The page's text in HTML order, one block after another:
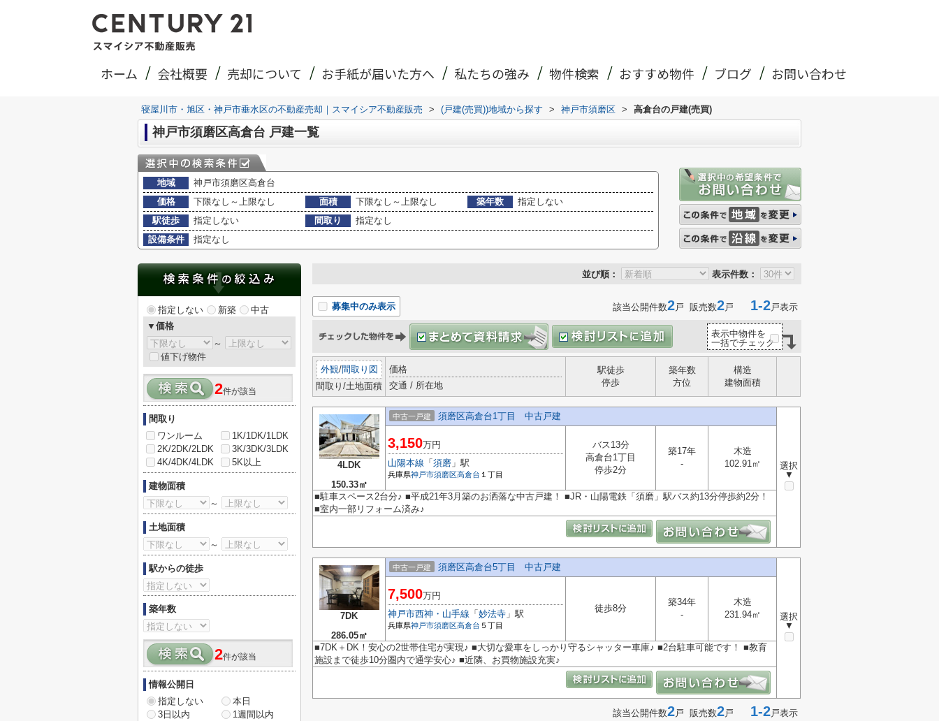
ホーム 会社概要 売却について お手紙が届いた方へ 私たちの強み 物件検索 おすすめ物件 ブログ お問い合わせ
寝屋川市・旭区・神戸市垂水区の不動産売却｜スマイシア不動産販売 > (戸建(売買))地域から探す > 神戸市須磨区 > 高倉台の戸建(売買)
神戸市須磨区高倉台 戸建一覧
地域
神戸市須磨区高倉台
価格
下限なし～上限なし 面積 下限なし～上限なし 築年数
指定しない
駅徒歩
指定しない 間取り
指定なし
設備条件
指定なし
並び順： 表示件数：
募集中のみ表示 該当公開件数2戸 販売数2戸 1-2戸表示
表示中物件を
一括でチェック
外観/間取り図
間取り/土地面積
価格
交通 / 所在地
駅徒歩
停歩
築年数
方位
構造
建物面積
4LDK
150.33㎡
中古一戸建 須磨区高倉台1丁目 中古戸建
選択
▼
3,150万円
山陽本線 「 須磨 」駅
兵庫県神戸市須磨区高倉台 １丁目
バス13分
高倉台1丁目
停歩2分
築17年
-
木造
102.91㎡
■駐車スペース2台分♪ ■平成21年3月築のお洒落な中古戸建！ ■JR・山陽電鉄「須磨」駅バス約13分停歩約2分！
■室内一部リフォーム済み♪
7DK
286.05㎡
中古一戸建 須磨区高倉台5丁目 中古戸建
選択
▼
7,500万円
神戸市西神・山手線 「 妙法寺 」駅
兵庫県神戸市須磨区高倉台 ５丁目
徒歩8分
築34年
-
木造
231.94㎡
■7DK＋DK！安心の2世帯住宅が実現♪ ■大切な愛車をしっかり守るシャッター車庫♪ ■2台駐車可能です！ ■教育
施設まで徒歩10分圏内で通学安心♪ ■近隣、お買物施設充実♪
該当公開件数2戸 販売数2戸 1-2戸表示
指定しない 新築
中古
▼価格
～
値下げ物件
2件が該当
間取り
ワンルーム
1K/1DK/1LDK
2K/2DK/2LDK
3K/3DK/3LDK
4K/4DK/4LDK
5K以上
建物面積
～
土地面積
～
駅からの徒歩
築年数
2件が該当
情報公開日
指定しない
本日
3日以内
1週間以内